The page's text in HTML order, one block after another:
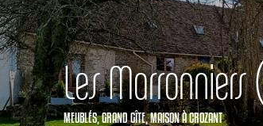
Les
MEUBLÉS,GRAND GÎTE,MAISONÀ CROZANT